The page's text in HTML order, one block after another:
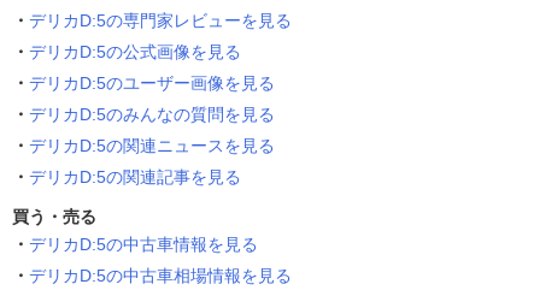
デリカD:5の専門家レビューを見る
デリカD:5の公式画像を見る
デリカD:5のユーザー画像を見る
デリカD:5のみんなの質問を見る
デリカD:5の関連ニュースを見る
デリカD:5の関連記事を見る
買う・売る
デリカD:5の中古車情報を見る
デリカD:5の中古車相場情報を見る